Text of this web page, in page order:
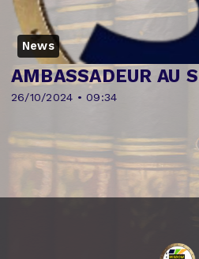
News
26/10/2024 • 09:34
AMBASSADEUR AU